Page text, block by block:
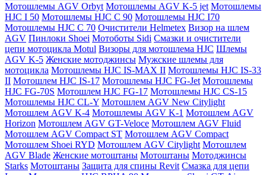
Мотошлемы AGV Orbyt Мотошлемы AGV K-5 jet Мотошлемы
HJC I 50 Мотошлемы HJC C 90 Мотошлемы HJC I70
Мотошлемы HJC C 70 Очистители Helmetex Визор на шлем
AGV Пинлоки Shoei Мотоботы Sidi Смазки и очистители
цепи мотоцикла Motul Визоры для мотошлема HJC Шлемы
AGV K-5 Женские мотоджинсы Мужские шлемы для
мотоцикла Мотошлемы HJC IS-MAX II Мотошлемы HJC IS-33
II Мотошлем HJC IS-17 Мотошлемы HJC FG-Jet Мотошлемы
HJC FG-70S Мотошлем HJC FG-17 Мотошлемы HJC CS-15
Мотошлемы HJC CL-Y Мотошлем AGV New Citylight
Мотошлем AGV K-4 Мотошлемы AGV K-1 Мотошлем AGV
Horizon Мотошлем AGV GT-Veloce Мотошлем AGV Fluid
Мотошлем AGV Compact ST Мотошлем AGV Compact
Мотошлем Shoei RYD Мотошлем AGV Citylight Мотошлем
AGV Blade Женские мотоштаны Мотоштаны Мотоджинсы
Starks Мотоштаны Защита для спины Revit Смазка для цепи